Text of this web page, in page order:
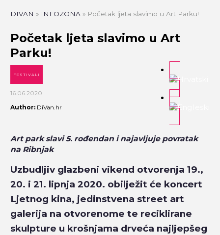
DIVAN » INFOZONA » Početak ljeta slavimo u Art Parku!
Početak ljeta slavimo u Art
Parku!
FESTIVALI
16.06.2020
Author: DiVan.hr
Art park slavi 5. rođendan i najavljuje povratak
na Ribnjak
Uzbudljiv glazbeni vikend otvorenja 19.,
20. i 21. lipnja 2020. obilježit će koncert
Ljetnog kina, jedinstvena street art
galerija na otvorenome te reciklirane
skulpture u krošnjama drveća najljepšeg